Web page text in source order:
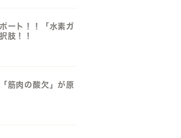
ート！！「水素ガ
肢！！
筋肉の酸欠」が原